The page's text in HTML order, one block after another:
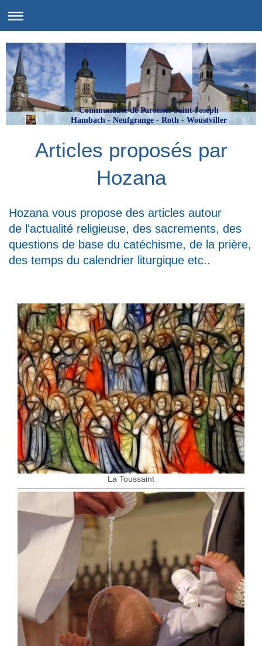
Communauté de Paroisses Saint Joseph
Hambach - Neufgrange - Roth - Woustviller
Articles proposés par
Hozana
Hozana vous propose des articles autour
de l'actualité religieuse, des sacrements, des
questions de base du catéchisme, de la prière,
des temps du calendrier liturgique etc..
La Toussaint